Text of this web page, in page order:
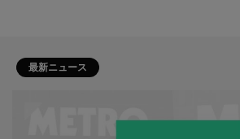
最新ニュース